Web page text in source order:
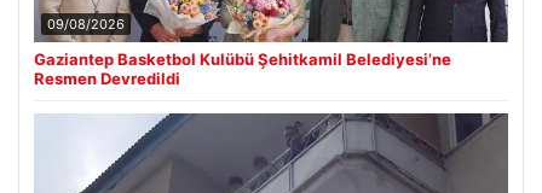
09/08/2026
Gaziantep Basketbol Kulübü Şehitkamil Belediyesi’ne
Resmen Devredildi